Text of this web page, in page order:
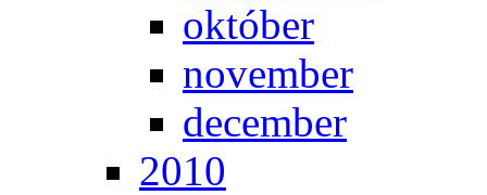
ok­tó­ber
no­vem­ber
de­cem­ber
2010